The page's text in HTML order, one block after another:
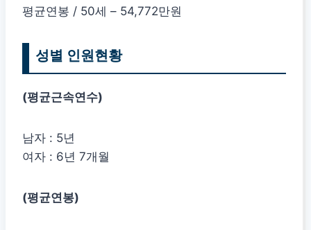
평균연봉 / 50세 – 54,772만원
성별 인원현황
(평균근속연수)
남자 : 5년
여자 : 6년 7개월
(평균연봉)